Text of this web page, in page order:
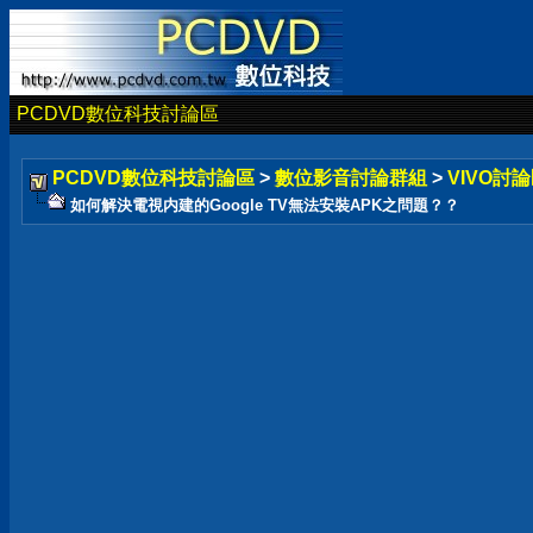
PCDVD數位科技討論區
PCDVD數位科技討論區 > 數位影音討論群組 > VIVO討
如何解決電視内建的Google TV無法安裝APK之問題？？